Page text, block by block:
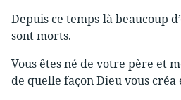
Depuis ce temps-là beaucoup
sont morts.
Vous êtes né de votre père et
de quelle façon Dieu vous